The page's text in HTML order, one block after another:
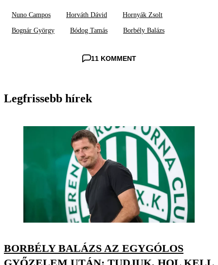
Nuno Campos Horváth Dávid Hornyák Zsolt
Bognár György Bódog Tamás Borbély Balázs
11 KOMMENT
Legfrissebb hírek
BORBÉLY BALÁZS AZ EGYGÓLOS